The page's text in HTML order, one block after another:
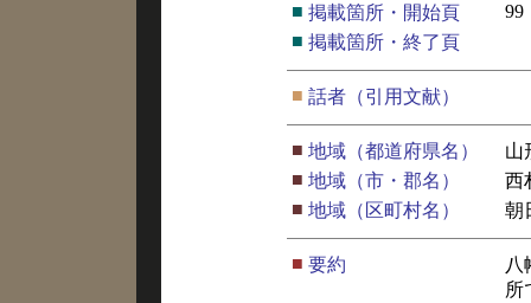
■ 掲載箇所・開始頁
99
■ 掲載箇所・終了頁
■ 話者（引用文献）
■ 地域（都道府県名）
山
■ 地域（市・郡名）
西
■ 地域（区町村名） 朝
■ 要約
八
所